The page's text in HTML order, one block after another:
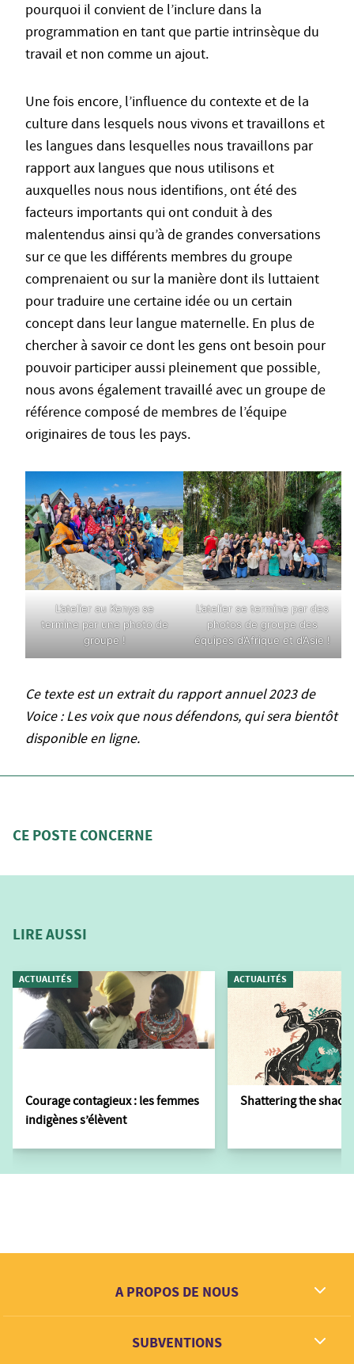
pourquoi il convient de l’inclure dans la
programmation en tant que partie intrinsèque du
travail et non comme un ajout.
Une fois encore, l’influence du contexte et de la
culture dans lesquels nous vivons et travaillons et
les langues dans lesquelles nous travaillons par
rapport aux langues que nous utilisons et
auxquelles nous nous identifions, ont été des
facteurs importants qui ont conduit à des
malentendus ainsi qu’à de grandes conversations
sur ce que les différents membres du groupe
comprenaient ou sur la manière dont ils luttaient
pour traduire une certaine idée ou un certain
concept dans leur langue maternelle. En plus de
chercher à savoir ce dont les gens ont besoin pour
pouvoir participer aussi pleinement que possible,
nous avons également travaillé avec un groupe de
référence composé de membres de l’équipe
originaires de tous les pays.
L’atelier au Kenya se
termine par une photo de
groupe !
L’atelier se termine par des
photos de groupe des
équipes d’Afrique et d’Asie !
Ce texte est un extrait du rapport annuel 2023 de
Voice : Les voix que nous défendons, qui sera bientôt
disponible en ligne.
CE POSTE CONCERNE
LIRE AUSSI
ACTUALITÉS
Courage contagieux : les femmes
indigènes s’élèvent
ACTUALITÉS
Shattering the
A PROPOS DE NOUS
Contact
SUBVENTIONS